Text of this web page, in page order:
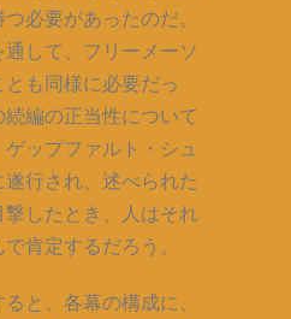
必要があったのだ。
して、フリーメーソ
も同様に必要だっ
編の正当性について
ップファルト・シュ
行され、述べられた
したとき、人はそれ
肯定するだろう。
と、各幕の構成に、